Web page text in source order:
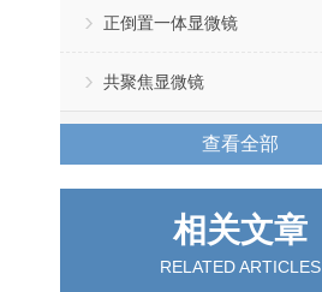
正倒置一体显微镜
共聚焦显微镜
查看全部
相关文章
RELATED ARTICLES